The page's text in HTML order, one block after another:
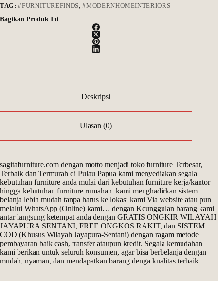
TAG:#FURNITUREFINDS,#MODERNHOMEINTERIORS
Bagikan Produk Ini
Deskripsi
Ulasan (0)
sagitafurniture.com dengan motto menjadi toko furniture Terbesar,
Terbaik dan Termurah di Pulau Papua kami menyediakan segala
kebutuhan furniture anda mulai dari kebutuhan furniture kerja/kantor
hingga kebutuhan furniture rumahan. kami menghadirkan sistem
belanja lebih mudah tanpa harus ke lokasi kami Via website atau pun
melalui WhatsApp (Online) kami… dengan Keunggulan barang kami
antar langsung ketempat anda dengan GRATIS ONGKIR WILAYAH
JAYAPURA SENTANI, FREE ONGKOS RAKIT, dan SISTEM
COD (Khusus Wilayah Jayapura-Sentani) dengan ragam metode
pembayaran baik cash, transfer ataupun kredit. Segala kemudahan
kami berikan untuk seluruh konsumen, agar bisa berbelanja dengan
mudah, nyaman, dan mendapatkan barang denga kualitas terbaik.